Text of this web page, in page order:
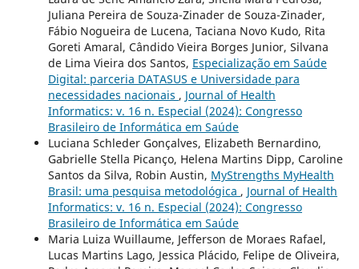
Juliana Pereira de Souza-Zinader de Souza-Zinader,
Fábio Nogueira de Lucena, Taciana Novo Kudo, Rita
Goreti Amaral, Cândido Vieira Borges Junior, Silvana
de Lima Vieira dos Santos, Especialização em Saúde
Digital: parceria DATASUS e Universidade para
necessidades nacionais , Journal of Health
Informatics: v. 16 n. Especial (2024): Congresso
Brasileiro de Informática em Saúde
Luciana Schleder Gonçalves, Elizabeth Bernardino,
Gabrielle Stella Picanço, Helena Martins Dipp, Caroline
Santos da Silva, Robin Austin, MyStrengths MyHealth
Brasil: uma pesquisa metodológica , Journal of Health
Informatics: v. 16 n. Especial (2024): Congresso
Brasileiro de Informática em Saúde
Maria Luiza Wuillaume, Jefferson de Moraes Rafael,
Lucas Martins Lago, Jessica Plácido, Felipe de Oliveira,